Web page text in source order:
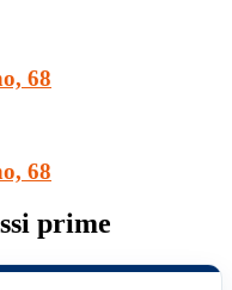
68
68
prime